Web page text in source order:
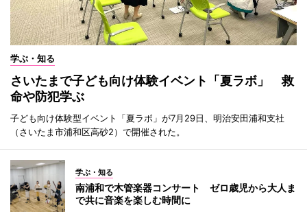
学ぶ・知る
さいたまで子ども向け体験イベント「夏ラボ」 救
命や防犯学ぶ
子ども向け体験型イベント「夏ラボ」が7月29日、明治安田浦和支社
（さいたま市浦和区高砂2）で開催された。
学ぶ・知る
南浦和で木管楽器コンサート ゼロ歳児から大人ま
で共に音楽を楽しむ時間に